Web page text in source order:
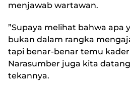
menjawab wartawan.
”Supaya melihat bahwa apa
bukan dalam rangka
tapi benar-benar temu kader
Narasumber juga kita
tekannya.